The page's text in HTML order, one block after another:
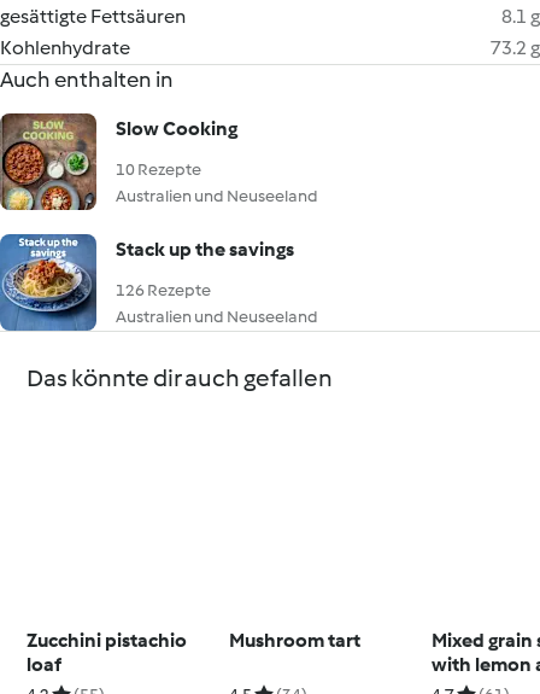
gesättigte Fettsäuren
8.1 g
Kohlenhydrate
73.2 g
Auch enthalten in
Slow Cooking
10 Rezepte
Australien und Neuseeland
Stack up the savings
126 Rezepte
Australien und Neuseeland
Das könnte dir auch gefallen
Zucchini pistachio
loaf
Mushroom tart
Mixed grain
with lemon
honey